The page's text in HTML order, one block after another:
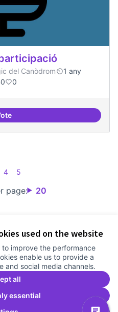
used on the website
to improve the performance
enable us to provide a
and social media channels.
all
essential
del Canòdrom
1 any
0 0
Dinamització de la participació
page: 20
4 5
language